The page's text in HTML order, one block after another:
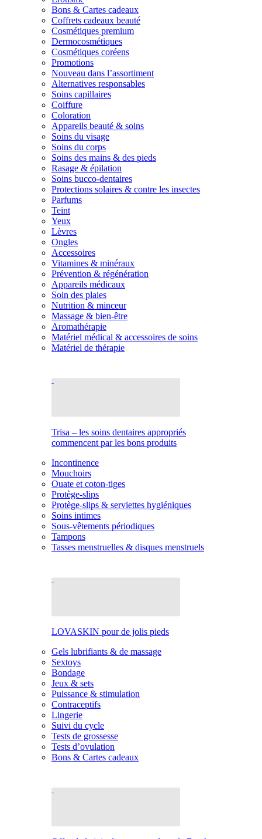
Bons & Cartes cadeaux
Coffrets cadeaux beauté
Cosmétiques premium
Dermocosmétiques
Cosmétiques coréens
Promotions
Nouveau dans l’assortiment
Alternatives responsables
Soins capillaires
Coiffure
Coloration
Appareils beauté & soins
Soins du visage
Soins du corps
Soins des mains & des pieds
Rasage & épilation
Soins bucco-dentaires
Protections solaires & contre les insectes
Parfums
Teint
Yeux
Lèvres
Ongles
Accessoires
Vitamines & minéraux
Prévention & régénération
Appareils médicaux
Soin des plaies
Nutrition & minceur
Massage & bien-être
Aromathérapie
Matériel médical & accessoires de soins
Matériel de thérapie
Trisa – les soins dentaires appropriés
commencent par les bons produits
Incontinence
Mouchoirs
Ouate et coton-tiges
Protège-slips
Protège-slips & serviettes hygiéniques
Soins intimes
Sous-vêtements périodiques
Tampons
Tasses menstruelles & disques menstruels
LOVASKIN pour de jolis pieds
Gels lubrifiants & de massage
Sextoys
Bondage
Jeux & sets
Puissance & stimulation
Contraceptifs
Lingerie
Suivi du cycle
Tests de grossesse
Tests d’ovulation
Bons & Cartes cadeaux